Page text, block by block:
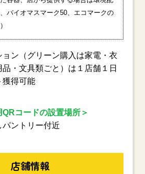
バイオマスマーク50、エコマークの
ン（グリーン購入は家電・衣
・文具類ごと）は１店舗１日
獲得可能
QRコードの設置場所＞
パントリー付近
店舗情報